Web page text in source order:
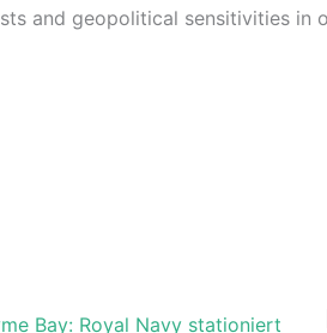
and geopolitical sensitivities in